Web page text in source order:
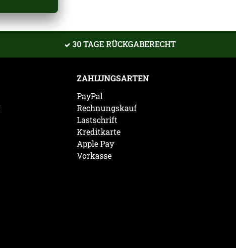
30 TAGE RÜCKGABERECHT
ZAHLUNGSARTEN
PayPal
Rechnungskauf
Lastschrift
Kreditkarte
Apple Pay
Vorkasse